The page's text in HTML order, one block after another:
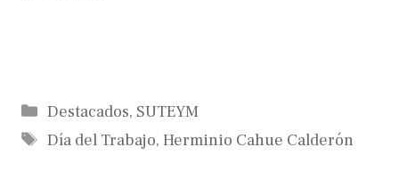
Categorías
Destacados, SUTEYM
Etiquetas
Día del Trabajo, Herminio Cahue Calderón